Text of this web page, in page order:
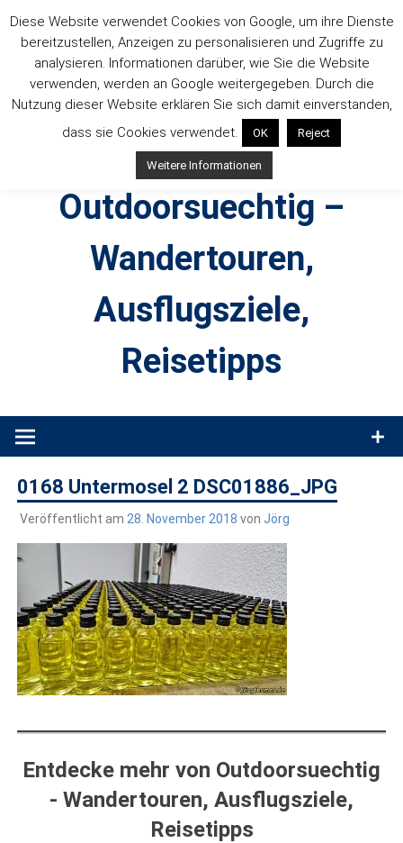
Inhalt
springen
Outdoorsuechtig –
Wandertouren,
Ausflugsziele,
Reisetipps
Produkttests und Buchrezensionen. Ein Blog für alle, die gern
0168 Untermosel 2 DSC01886_JPG
Veröffentlicht am 28. November 2018 von Jörg
Entdecke mehr von Outdoorsuechtig
- Wandertouren, Ausflugsziele,
Reisetipps
Diese Website verwendet Cookies von Google, um ihre Dienste
bereitzustellen, Anzeigen zu personalisieren und Zugriffe zu
analysieren. Informationen darüber, wie Sie die Website
verwenden, werden an Google weitergegeben. Durch die
Nutzung dieser Website erklären Sie sich damit einverstanden,
dass sie Cookies verwendet.
OK Reject
Weitere Informationen